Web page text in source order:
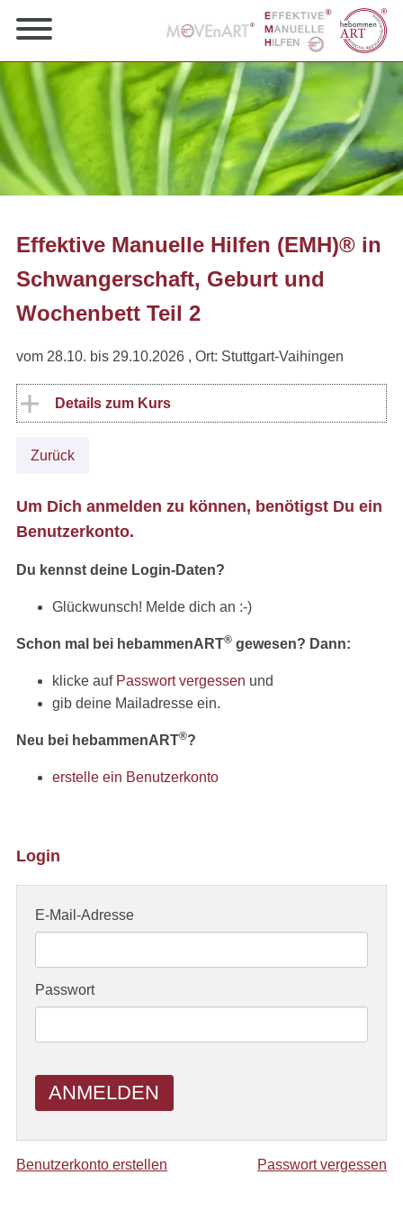
Effektive Manuelle Hilfen (EMH)® in
Schwangerschaft, Geburt und
Wochenbett Teil 2
vom 28.10. bis 29.10.2026 , Ort: Stuttgart-Vaihingen
Details zum Kurs
Zurück
Um Dich anmelden zu können, benötigst Du ein
Benutzerkonto.
Du kennst deine Login-Daten?
Glückwunsch! Melde dich an :-)
Schon mal bei hebammenART® gewesen? Dann:
klicke auf Passwort vergessen und
gib deine Mailadresse ein.
Neu bei hebammenART®?
erstelle ein Benutzerkonto
Login
E-Mail-Adresse
Passwort
ANMELDEN
Benutzerkonto erstellen Passwort vergessen